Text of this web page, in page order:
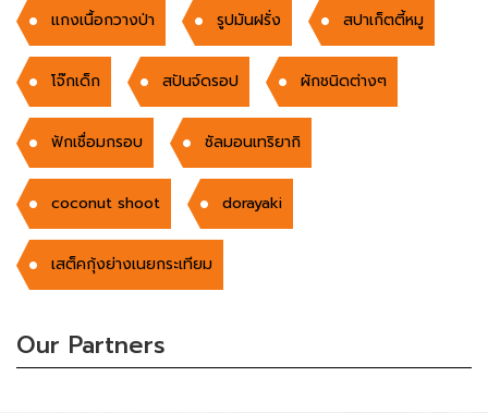
แกงเนื้อกวางป่า รูปมันฝรั่ง สปาเก็ตตี้หมู
โจ๊กเด็ก สปันจ์ดรอป ผักชนิดต่างๆ
ฟักเชื่อมกรอบ ซัลมอนเทริยากิ
coconut shoot dorayaki
เสต็คกุ้งย่างเนยกระเทียม
Our Partners